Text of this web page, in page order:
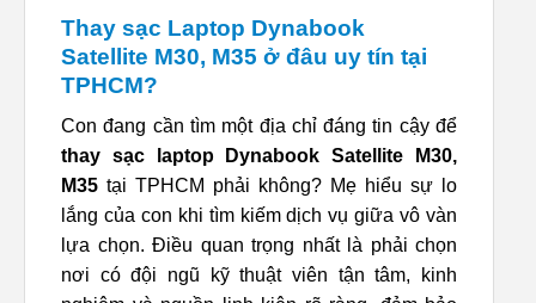
Thay sạc Laptop Dynabook
Satellite M30, M35 ở đâu uy tín tại
TPHCM?
Con đang cần tìm một địa chỉ đáng tin cậy để
thay sạc laptop Dynabook Satellite M30,
M35 tại TPHCM phải không? Mẹ hiểu sự lo
lắng của con khi tìm kiếm dịch vụ giữa vô vàn
lựa chọn. Điều quan trọng nhất là phải chọn
nơi có đội ngũ kỹ thuật viên tận tâm, kinh